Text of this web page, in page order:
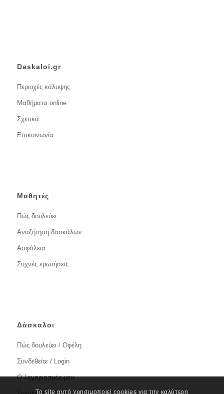
Daskaloi.gr
Περιοχές κάλυψης
Μαθήματα online
Σχετικά
Επικοινωνία
Μαθητές
Πώς δουλεύει
Αναζήτηση δασκάλων
Ασφάλεια
Συχνές ερωτήσεις
Δάσκαλοι
Πώς δουλεύει / Οφέλη
Συνδεθείτε / Login
Ο λογαριασμός μου
Το site αυτό χρησιμοποιεί cookies για την καλύτερη